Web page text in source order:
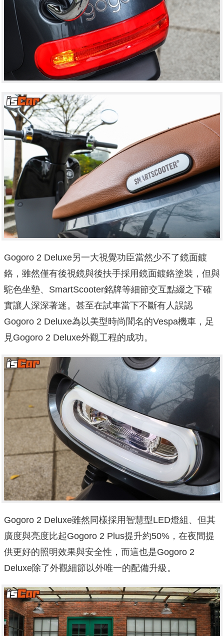
Gogoro 2 Deluxe另一大視覺功臣當然少不了鏡面鍍
鉻，雖然僅有後視鏡與後扶手採用鏡面鍍鉻塗裝，但與
駝色坐墊、SmartScooter銘牌等細節交互點綴之下確
實讓人深深著迷。甚至在試車當下不斷有人誤認
Gogoro 2 Deluxe為以美型時尚聞名的Vespa機車，足
見Gogoro 2 Deluxe外觀工程的成功。
Gogoro 2 Deluxe雖然同樣採用智慧型LED燈組、但其
廣度與亮度比起Gogoro 2 Plus提升約50%，在夜間提
供更好的照明效果與安全性，而這也是Gogoro 2
Deluxe除了外觀細節以外唯一的配備升級。